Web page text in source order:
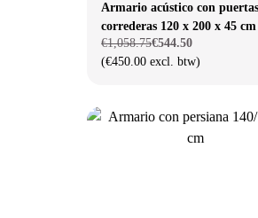
Armario acústico con puertas
correderas 120 x 200 x 45 cm
€1,058.75€544.50
(€450.00 excl. btw)